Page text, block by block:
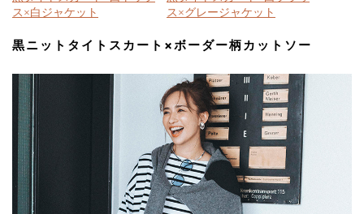
ス×白ジャケット
ス×グレージャケット
黒ニットタイトスカート×ボーダー柄カットソー